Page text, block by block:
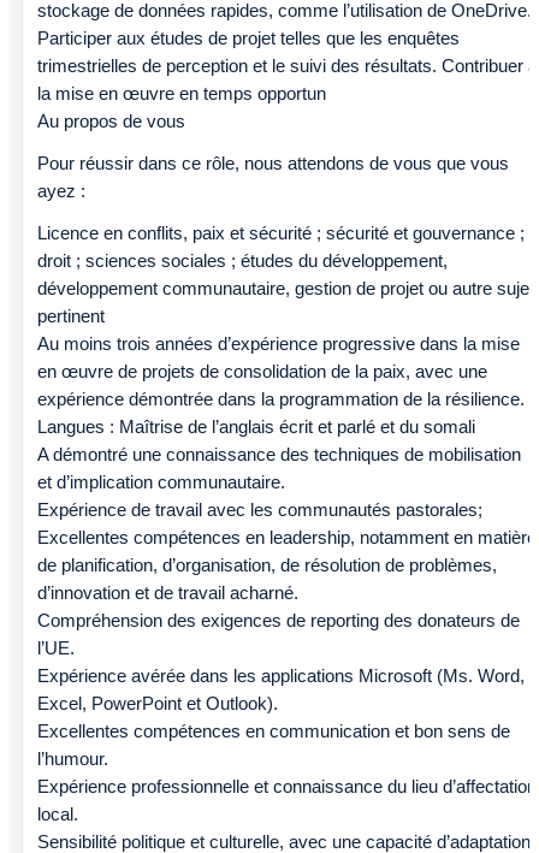
stockage de données rapides, comme l’utilisation de OneDrive.
Participer aux études de projet telles que les enquêtes
trimestrielles de perception et le suivi des résultats. Contribuer à
la mise en œuvre en temps opportun
Au propos de vous
Pour réussir dans ce rôle, nous attendons de vous que vous
ayez :
Licence en conflits, paix et sécurité ; sécurité et gouvernance ;
droit ; sciences sociales ; études du développement,
développement communautaire, gestion de projet ou autre sujet
pertinent
Au moins trois années d’expérience progressive dans la mise
en œuvre de projets de consolidation de la paix, avec une
expérience démontrée dans la programmation de la résilience.
Langues : Maîtrise de l’anglais écrit et parlé et du somali
A démontré une connaissance des techniques de mobilisation
et d’implication communautaire.
Expérience de travail avec les communautés pastorales;
Excellentes compétences en leadership, notamment en matière
de planification, d’organisation, de résolution de problèmes,
d’innovation et de travail acharné.
Compréhension des exigences de reporting des donateurs de
l’UE.
Expérience avérée dans les applications Microsoft (Ms. Word,
Excel, PowerPoint et Outlook).
Excellentes compétences en communication et bon sens de
l’humour.
Expérience professionnelle et connaissance du lieu d’affectation
local.
Sensibilité politique et culturelle, avec une capacité d’adaptation